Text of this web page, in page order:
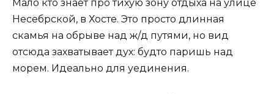
Мало кто знает про тихую зону отдыха на улице
Несебрской, в Хосте. Это просто длинная
скамья на обрыве над ж/д путями, но вид
отсюда захватывает дух: будто паришь над
морем. Идеально для уединения.